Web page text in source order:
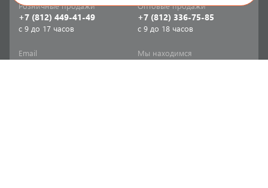
Розничные продажи
+7 (812) 449-41-49
с 9 до 17 часов
Оптовые продажи
+7 (812) 336-75-85
с 9 до 18 часов
Email Мы находимся